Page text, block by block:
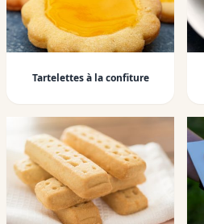
Tartelettes à la confiture